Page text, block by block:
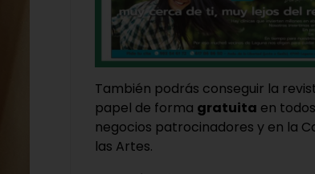
También podrás conseguir la
papel de forma gratuita en
negocios patrocinadores y en la
las Artes.